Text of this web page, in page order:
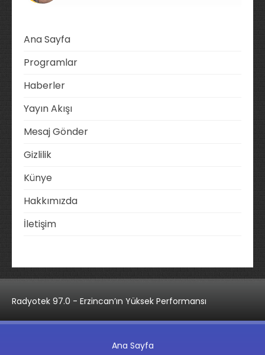
Ana Sayfa
Programlar
Haberler
Yayın Akışı
Mesaj Gönder
Gizlilik
Künye
Hakkımızda
İletişim
Radyotek 97.0 - Erzincan’ın Yüksek Performansı
Ana Sayfa